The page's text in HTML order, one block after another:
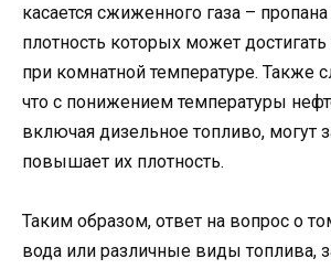
касается сжиженного газа – пропана
плотность которых может
при комнатной температуре. Также
что с понижением температуры
включая дизельное топливо, могут
повышает их плотность.
Таким образом, ответ на вопрос о
вода или различные виды топлива,